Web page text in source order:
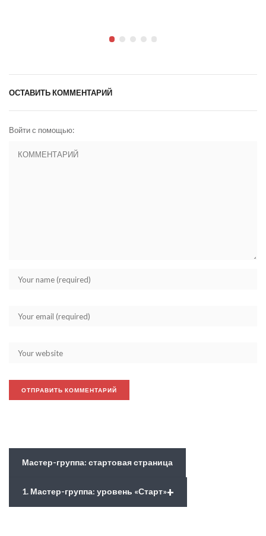
ОСТАВИТЬ КОММЕНТАРИЙ
Войти с помощью:
Мастер-группа: стартовая страница
+
1. Мастер-группа: уровень «Старт»